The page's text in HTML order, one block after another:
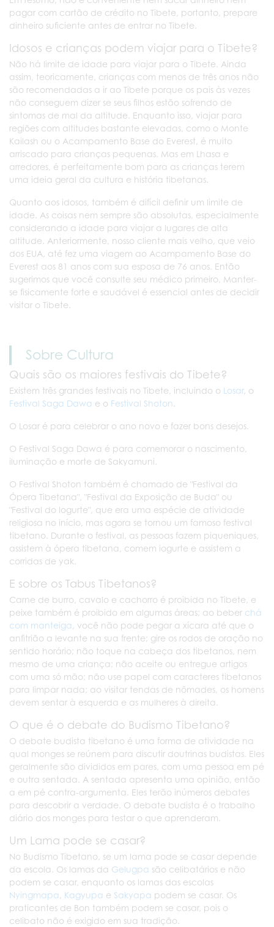
pagar com cartão de crédito no Tibete, portanto, prepare
dinheiro suficiente antes de entrar no Tibete.
Idosos e crianças podem viajar para o Tibete?
Não há limite de idade para viajar para o Tibete. Ainda
assim, teoricamente, crianças com menos de três anos não
são recomendadas a ir ao Tibete porque os pais às vezes
não conseguem dizer se seus filhos estão sofrendo de
sintomas de mal da altitude. Enquanto isso, viajar para
regiões com altitudes bastante elevadas, como o Monte
Kailash ou o Acampamento Base do Everest, é muito
arriscado para crianças pequenas. Mas em Lhasa e
arredores, é perfeitamente bom para as crianças terem
uma ideia geral da cultura e história tibetanas.
Quanto aos idosos, também é difícil definir um limite de
idade. As coisas nem sempre são absolutas, especialmente
considerando a idade para viajar a lugares de alta
altitude. Anteriormente, nosso cliente mais velho, que veio
dos EUA, até fez uma viagem ao Acampamento Base do
Everest aos 81 anos com sua esposa de 76 anos. Então
sugerimos que você consulte seu médico primeiro. Manter-
se fisicamente forte e saudável é essencial antes de decidir
visitar o Tibete.
Sobre Cultura
Quais são os maiores festivais do Tibete?
Existem três grandes festivais no Tibete, incluindo o Losar, o
Festival Saga Dawa e o Festival Shoton
O Losar é para celebrar o ano novo e fazer bons desejos.
O Festival Saga Dawa é para comemorar o nascimento,
iluminação e morte de Sakyamuni.
O Festival Shoton também é chamado de "Festival da
Ópera Tibetana", "Festival da Exposição de Buda" ou
"Festival do Iogurte", que era uma espécie de atividade
religiosa no início, mas agora se tornou um famoso festival
tibetano. Durante o festival, as pessoas fazem piqueniques,
assistem à ópera tibetana, comem iogurte e assistem a
corridas de yak.
E sobre os Tabus Tibetanos?
Carne de burro, cavalo e cachorro é proibida no Tibete, e
peixe também é proibido em algumas áreas; ao beber chá
com manteiga, você não pode pegar a xícara até que o
anfitrião a levante na sua frente; gire os rodos de oração no
sentido horário; não toque na cabeça dos tibetanos, nem
mesmo de uma criança; não aceite ou entregue artigos
com uma só mão; não use papel com caracteres tibetanos
para limpar nada; ao visitar tendas de nômades, os homens
devem sentar à esquerda e as mulheres à direita.
O que é o debate do Budismo Tibetano?
O debate budista tibetano é uma forma de atividade na
qual monges se reúnem para discutir doutrinas budistas. Eles
geralmente são divididos em pares, com uma pessoa em pé
e outra sentada. A sentada apresenta uma opinião, então
a em pé contra-argumenta. Eles terão inúmeros debates
para descobrir a verdade. O debate budista é o trabalho
diário dos monges para testar o que aprenderam.
Um Lama pode se casar?
No Budismo Tibetano, se um lama pode se casar depende
da escola. Os lamas da Gelugpa são celibatários e não
podem se casar, enquanto os lamas das escolas
Nyingmapa, Kagyupa e Sakyapa podem se casar. Os
praticantes de Bon também podem se casar, pois o
celibato não é exigido em sua tradição.